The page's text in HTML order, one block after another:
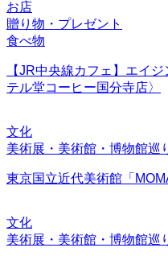
お店
贈り物・プレゼント
食べ物
【JR中央線カフェ】エイ
テル堂コーヒー国分寺店〉
文化
美術展・美術館・博物館巡
東京国立近代美術館「
文化
美術展・美術館・博物館巡